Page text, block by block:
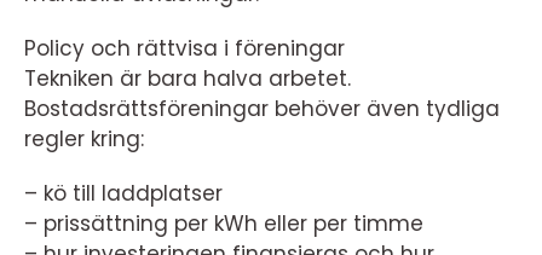
Policy och rättvisa i föreningar
Tekniken är bara halva arbetet.
Bostadsrättsföreningar behöver även tydliga
regler kring:
– kö till laddplatser
– prissättning per kWh eller per timme